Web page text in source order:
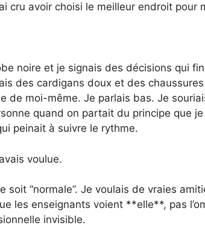
cru avoir choisi le meilleur endroit pour
noire et je signais des décisions qui
des cardigans doux et des
de moi-même. Je parlais bas. Je
quand on partait du principe que je
peinait à suivre le rythme.
voulue.
soit “normale”. Je voulais de vraies
les enseignants voient **elle**, pas
invisible.